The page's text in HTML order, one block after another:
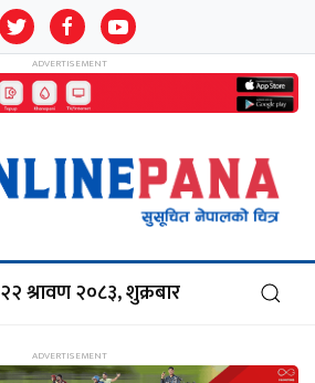
२२ श्रावण २०८३, शुक्रबार